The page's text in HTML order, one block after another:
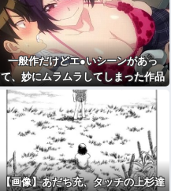
一般作だけどエ●いシーンがあっ
て、妙にムラムラしてしまった作品
【画像】あだち充、タッチの上杉達